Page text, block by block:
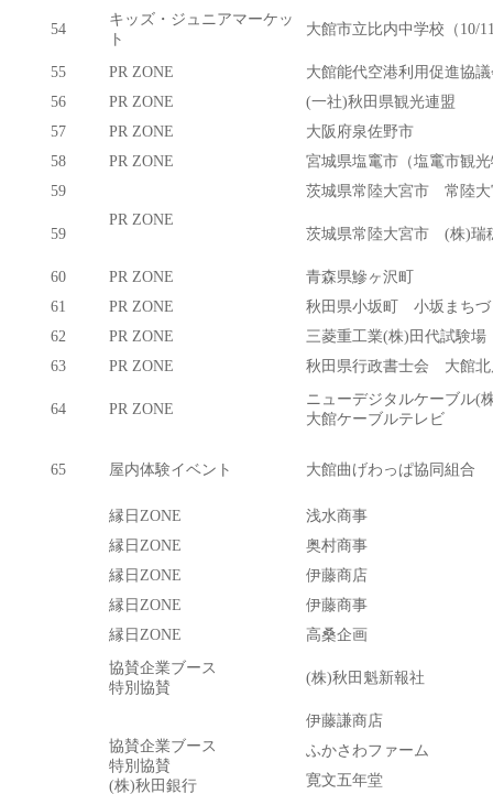
54
キッズ・ジュニアマーケッ
ト
大館市立比内中学校（10/
55 PR ZONE
大館能代空港利用促進協
56
PR ZONE
(一社)秋田県観光連盟
57
PR ZONE
大阪府泉佐野市
58
PR ZONE
宮城県塩竃市（塩竃市観
59
PR ZONE
茨城県常陸大宮市 常陸大
59 茨城県常陸大宮市 (株)瑞
60 PR ZONE
青森県鰺ヶ沢町
61
PR ZONE
秋田県小坂町 小坂まちづ
62
PR ZONE
三菱重工業(株)田代試験場
63
PR ZONE 秋田県行政書士会 大館北
64 PR ZONE
ニューデジタルケーブル(
大館ケーブルテレビ
65 屋内体験イベント 大館曲げわっぱ協同組合
縁日ZONE
浅水商事
縁日ZONE
奥村商事
縁日ZONE
伊藤商店
縁日ZONE
伊藤商事
縁日ZONE
高桑企画
協賛企業ブース
特別協賛
(株)秋田魁新報社
協賛企業ブース
特別協賛
(株)秋田銀行
伊藤謙商店
ふかさわファーム
寛文五年堂